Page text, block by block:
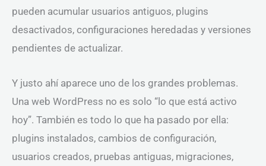
pueden acumular usuarios antiguos, plugins
desactivados, configuraciones heredadas y versiones
pendientes de actualizar.
Y justo ahí aparece uno de los grandes problemas.
Una web WordPress no es solo “lo que está activo
hoy”. También es todo lo que ha pasado por ella:
plugins instalados, cambios de configuración,
usuarios creados, pruebas antiguas, migraciones,